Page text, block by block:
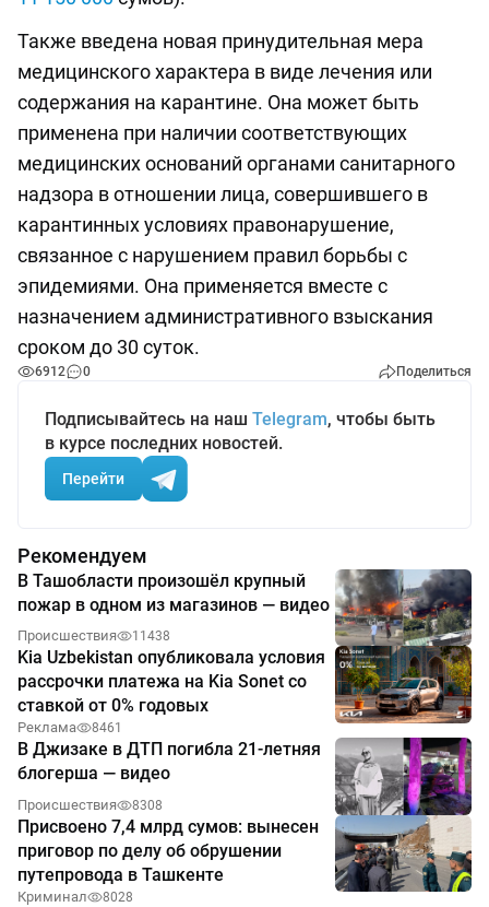
Также введена новая принудительная мера
медицинского характера в виде лечения или
содержания на карантине. Она может быть
применена при наличии соответствующих
медицинских оснований органами санитарного
надзора в отношении лица, совершившего в
карантинных условиях правонарушение,
связанное с нарушением правил борьбы с
эпидемиями. Она применяется вместе с
назначением административного взыскания
сроком до 30 суток.
6912 0 Поделиться
Подписывайтесь на наш Telegram, чтобы быть
в курсе последних новостей.
Перейти
Рекомендуем
В Ташобласти произошёл крупный
пожар в одном из магазинов — видео
Происшествия 11438
Kia Uzbekistan опубликовала условия
рассрочки платежа на Kia Sonet со
ставкой от 0% годовых
Реклама 8461
В Джизаке в ДТП погибла 21-летняя
блогерша — видео
Происшествия 8308
Присвоено 7,4 млрд сумов: вынесен
приговор по делу об обрушении
путепровода в Ташкенте
Криминал 8028